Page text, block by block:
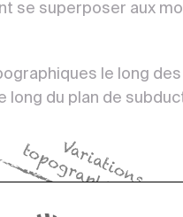
se superposer aux
le long
du plan de